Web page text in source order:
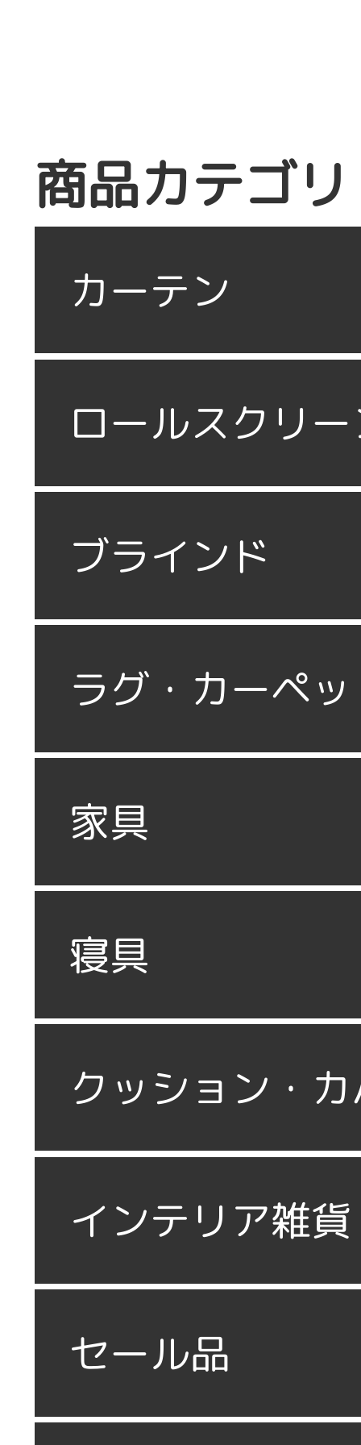
商品カテゴリ
カーテン
ロールスクリ
ブラインド
ラグ・カーペ
家具
寝具
クッション・
インテリア雑貨
セール品